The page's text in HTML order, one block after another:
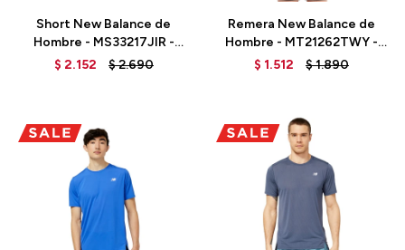
Short New Balance de
Hombre - MS33217JIR -
GREEN
$ 2.152 $2.690
Remera New Balance de
Hombre - MT21262TWY -
GREEN
$ 1.512 $1.890